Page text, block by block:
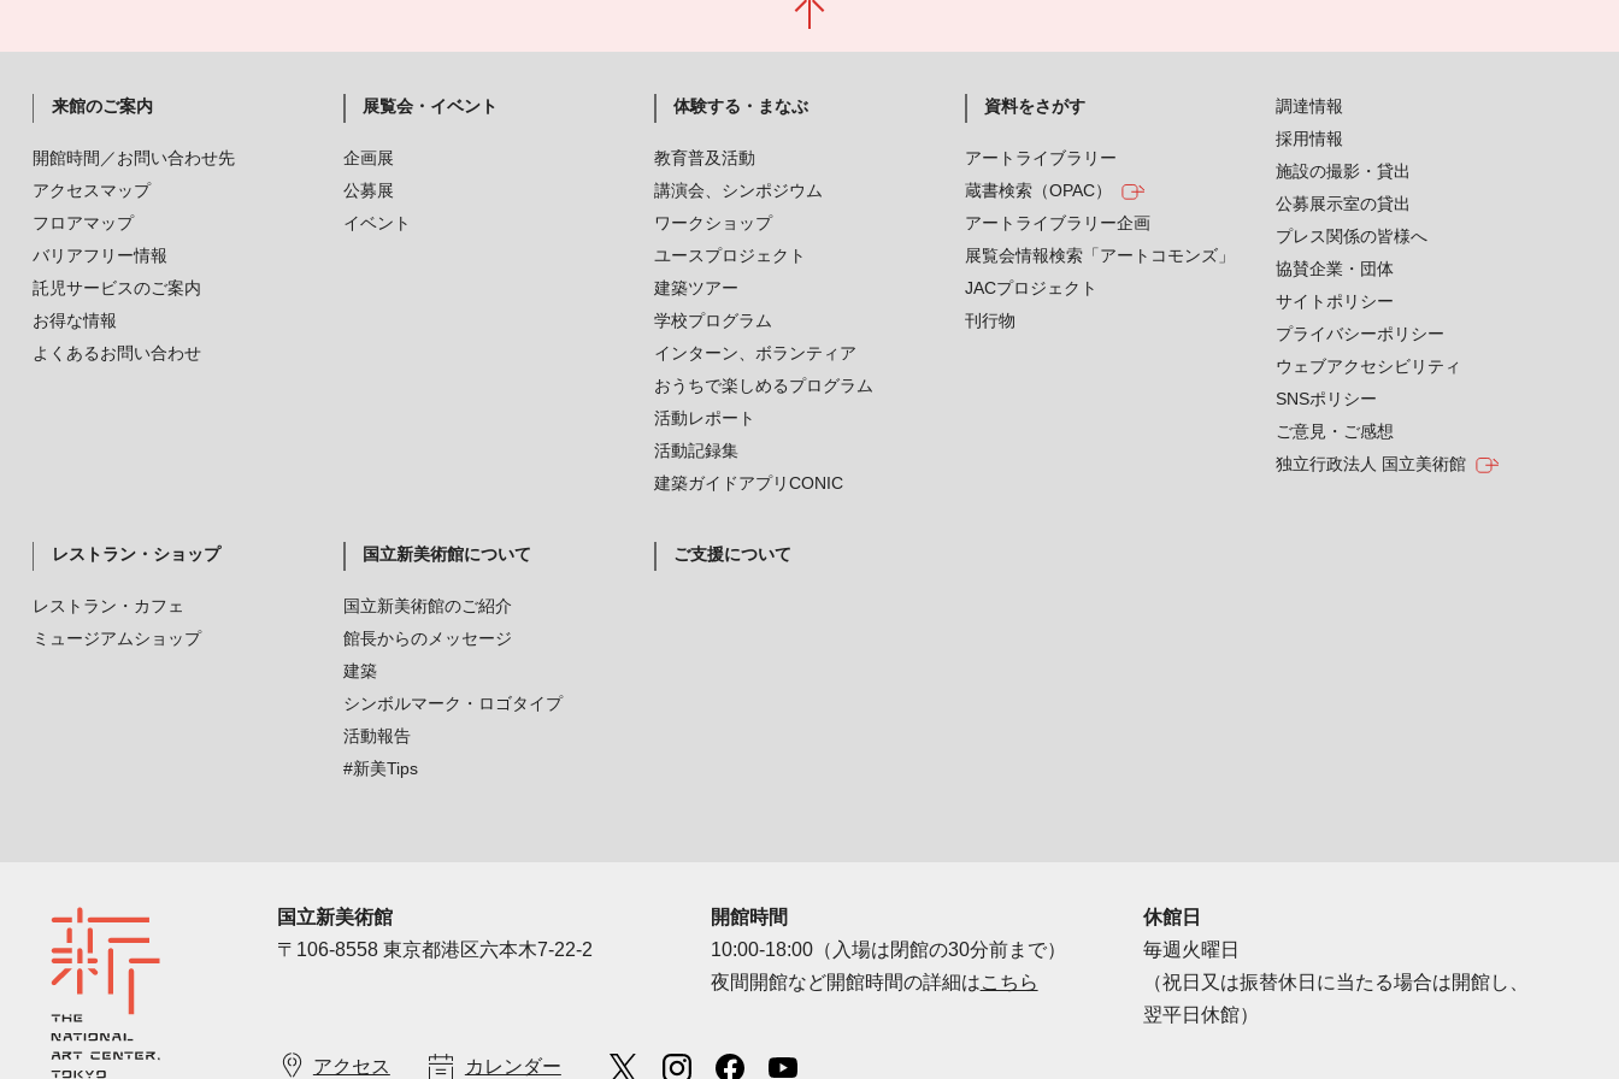
来館のご案内
開館時間／お問い合わせ先
アクセスマップ
フロアマップ
バリアフリー情報
託児サービスのご案内
お得な情報
よくあるお問い合わせ
展覧会・イベント
企画展
公募展
イベント
体験する・まなぶ
教育普及活動
講演会、シンポジウム
ワークショップ
ユースプロジェクト
建築ツアー
学校プログラム
インターン、ボランティア
おうちで楽しめるプログラム
活動レポート
活動記録集
建築ガイドアプリCONIC
資料をさがす
アートライブラリー
蔵書検索（OPAC）
アートライブラリー企画
展覧会情報検索「アートコモンズ」
JACプロジェクト
刊行物
レストラン・ショップ
レストラン・カフェ
ミュージアムショップ
国立新美術館について
国立新美術館のご紹介
館長からのメッセージ
建築
シンボルマーク・ロゴタイプ
活動報告
#新美Tips
ご支援について
調達情報
採用情報
施設の撮影・貸出
公募展示室の貸出
プレス関係の皆様へ
協賛企業・団体
サイトポリシー
プライバシーポリシー
ウェブアクセシビリティ
SNSポリシー
ご意見・ご感想
独立行政法人 国立美術館
国立新美術館
〒106-8558 東京都港区六本木7-22-2
開館時間
10:00-18:00（入場は閉館の30分前まで）
夜間開館など開館時間の詳細はこちら
休館日
毎週火曜日
（祝日又は振替休日に当たる場合は開館し、
翌平日休館）
アクセス カレンダー